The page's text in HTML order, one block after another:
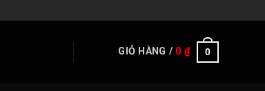
GIỎ HÀNG / 0₫ 0